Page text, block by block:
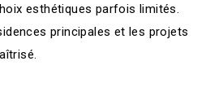
esthétiques parfois limités.
principales et les projets